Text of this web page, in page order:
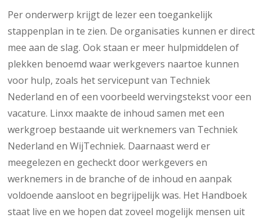
Per onderwerp krijgt de lezer een toegankelijk
stappenplan in te zien. De organisaties kunnen er direct
mee aan de slag. Ook staan er meer hulpmiddelen of
plekken benoemd waar werkgevers naartoe kunnen
voor hulp, zoals het servicepunt van Techniek
Nederland en of een voorbeeld wervingstekst voor een
vacature. Linxx maakte de inhoud samen met een
werkgroep bestaande uit werknemers van Techniek
Nederland en WijTechniek. Daarnaast werd er
meegelezen en gecheckt door werkgevers en
werknemers in de branche of de inhoud en aanpak
voldoende aansloot en begrijpelijk was. Het Handboek
staat live en we hopen dat zoveel mogelijk mensen uit